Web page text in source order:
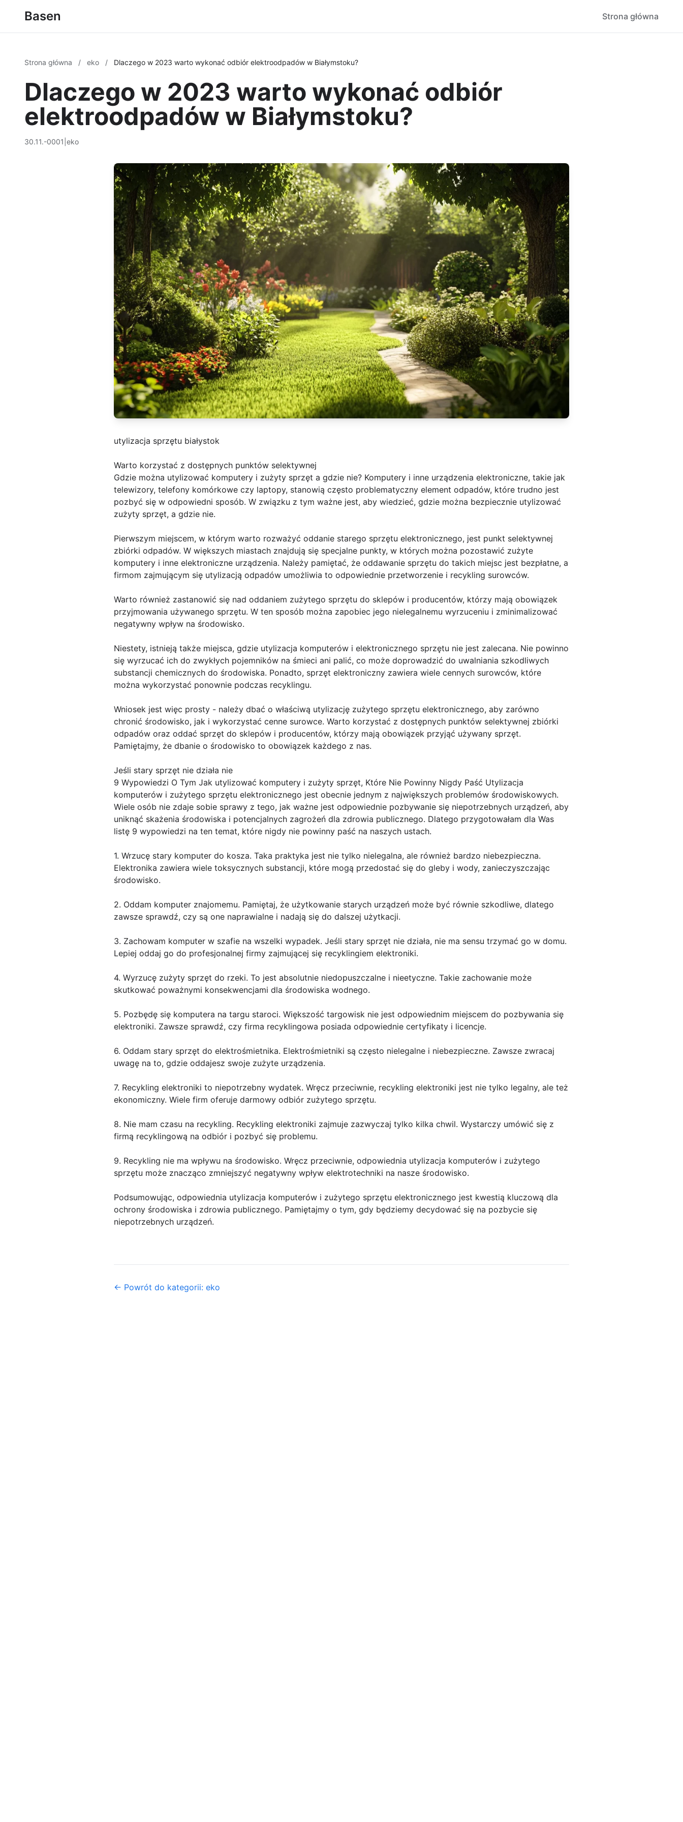
Basen Strona główna
Strona główna / eko / Dlaczego w 2023 warto wykonać odbiór elektroodpadów w Białymstoku?
Dlaczego w 2023 warto wykonać odbiór
elektroodpadów w Białymstoku?
30.11.-0001 eko
utylizacja sprzętu białystok
Warto korzystać z dostępnych punktów selektywnej
Gdzie można utylizować komputery i zużyty sprzęt a gdzie nie? Komputery i inne urządzenia elektroniczne, takie jak
telewizory, telefony komórkowe czy laptopy, stanowią często problematyczny element odpadów, które trudno jest
pozbyć się w odpowiedni sposób. W związku z tym ważne jest, aby wiedzieć, gdzie można bezpiecznie utylizować
zużyty sprzęt, a gdzie nie.
Pierwszym miejscem, w którym warto rozważyć oddanie starego sprzętu elektronicznego, jest punkt selektywnej
zbiórki odpadów. W większych miastach znajdują się specjalne punkty, w których można pozostawić zużyte
komputery i inne elektroniczne urządzenia. Należy pamiętać, że oddawanie sprzętu do takich miejsc jest bezpłatne, a
firmom zajmującym się utylizacją odpadów umożliwia to odpowiednie przetworzenie i recykling surowców.
Warto również zastanowić się nad oddaniem zużytego sprzętu do sklepów i producentów, którzy mają obowiązek
przyjmowania używanego sprzętu. W ten sposób można zapobiec jego nielegalnemu wyrzuceniu i zminimalizować
negatywny wpływ na środowisko.
Niestety, istnieją także miejsca, gdzie utylizacja komputerów i elektronicznego sprzętu nie jest zalecana. Nie powinno
się wyrzucać ich do zwykłych pojemników na śmieci ani palić, co może doprowadzić do uwalniania szkodliwych
substancji chemicznych do środowiska. Ponadto, sprzęt elektroniczny zawiera wiele cennych surowców, które
można wykorzystać ponownie podczas recyklingu.
Wniosek jest więc prosty - należy dbać o właściwą utylizację zużytego sprzętu elektronicznego, aby zarówno
chronić środowisko, jak i wykorzystać cenne surowce. Warto korzystać z dostępnych punktów selektywnej zbiórki
odpadów oraz oddać sprzęt do sklepów i producentów, którzy mają obowiązek przyjąć używany sprzęt.
Pamiętajmy, że dbanie o środowisko to obowiązek każdego z nas.
Jeśli stary sprzęt nie działa nie
9 Wypowiedzi O Tym Jak utylizować komputery i zużyty sprzęt, Które Nie Powinny Nigdy Paść Utylizacja
komputerów i zużytego sprzętu elektronicznego jest obecnie jednym z największych problemów środowiskowych.
Wiele osób nie zdaje sobie sprawy z tego, jak ważne jest odpowiednie pozbywanie się niepotrzebnych urządzeń, aby
uniknąć skażenia środowiska i potencjalnych zagrożeń dla zdrowia publicznego. Dlatego przygotowałam dla Was
listę 9 wypowiedzi na ten temat, które nigdy nie powinny paść na naszych ustach.
1. Wrzucę stary komputer do kosza. Taka praktyka jest nie tylko nielegalna, ale również bardzo niebezpieczna.
Elektronika zawiera wiele toksycznych substancji, które mogą przedostać się do gleby i wody, zanieczyszczając
środowisko.
2. Oddam komputer znajomemu. Pamiętaj, że użytkowanie starych urządzeń może być równie szkodliwe, dlatego
zawsze sprawdź, czy są one naprawialne i nadają się do dalszej użytkacji.
3. Zachowam komputer w szafie na wszelki wypadek. Jeśli stary sprzęt nie działa, nie ma sensu trzymać go w domu.
Lepiej oddaj go do profesjonalnej firmy zajmującej się recyklingiem elektroniki.
4. Wyrzucę zużyty sprzęt do rzeki. To jest absolutnie niedopuszczalne i nieetyczne. Takie zachowanie może
skutkować poważnymi konsekwencjami dla środowiska wodnego.
5. Pozbędę się komputera na targu staroci. Większość targowisk nie jest odpowiednim miejscem do pozbywania się
elektroniki. Zawsze sprawdź, czy firma recyklingowa posiada odpowiednie certyfikaty i licencje.
6. Oddam stary sprzęt do elektrośmietnika. Elektrośmietniki są często nielegalne i niebezpieczne. Zawsze zwracaj
uwagę na to, gdzie oddajesz swoje zużyte urządzenia.
7. Recykling elektroniki to niepotrzebny wydatek. Wręcz przeciwnie, recykling elektroniki jest nie tylko legalny, ale też
ekonomiczny. Wiele firm oferuje darmowy odbiór zużytego sprzętu.
8. Nie mam czasu na recykling. Recykling elektroniki zajmuje zazwyczaj tylko kilka chwil. Wystarczy umówić się z
firmą recyklingową na odbiór i pozbyć się problemu.
9. Recykling nie ma wpływu na środowisko. Wręcz przeciwnie, odpowiednia utylizacja komputerów i zużytego
sprzętu może znacząco zmniejszyć negatywny wpływ elektrotechniki na nasze środowisko.
Podsumowując, odpowiednia utylizacja komputerów i zużytego sprzętu elektronicznego jest kwestią kluczową dla
ochrony środowiska i zdrowia publicznego. Pamiętajmy o tym, gdy będziemy decydować się na pozbycie się
niepotrzebnych urządzeń.
← Powrót do kategorii: eko